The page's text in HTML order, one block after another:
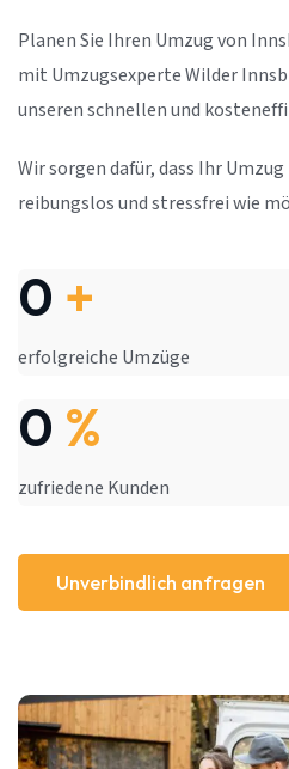
Planen Sie Ihren Umzug von
mit Umzugsexperte Wilder
unseren schnellen und
Wir sorgen dafür, dass Ihr
reibungslos und stressfrei wie
0 +
erfolgreiche Umzüge
0 %
zufriedene Kunden
Unverbindlich anfragen